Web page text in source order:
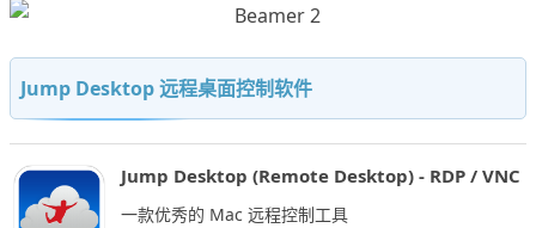
Jump Desktop 远程桌面控制软件
Jump Desktop (Remote Desktop) - RDP / VNC
一款优秀的 Mac 远程控制工具